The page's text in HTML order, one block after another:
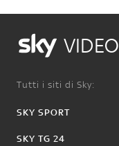
VIDEO
Tutti i siti di Sky:
SKY SPORT
SKY TG 24